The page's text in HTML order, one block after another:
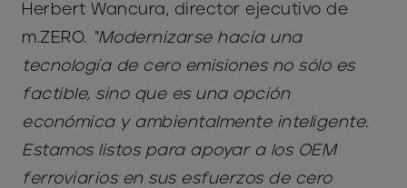
Herbert Wancura, director ejecutivo de
m.ZERO. “Modernizarse hacia una
tecnología de cero emisiones no sólo es
factible, sino que es una opción
económica y ambientalmente inteligente.
Estamos listos para apoyar a los OEM
ferroviarios en sus esfuerzos de cero